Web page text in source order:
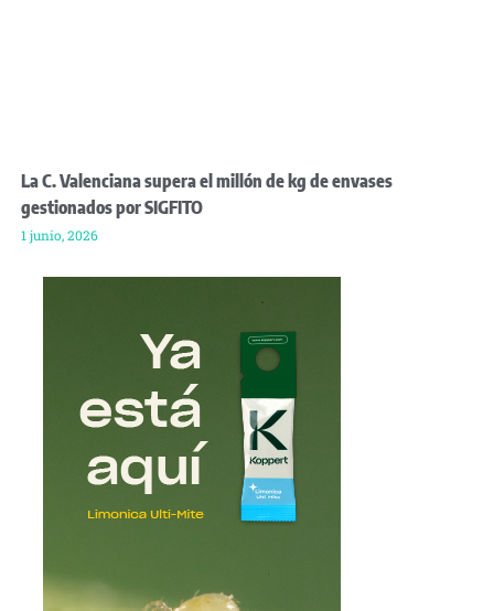
La C. Valenciana supera el millón de kg de envases
gestionados por SIGFITO
1 junio, 2026